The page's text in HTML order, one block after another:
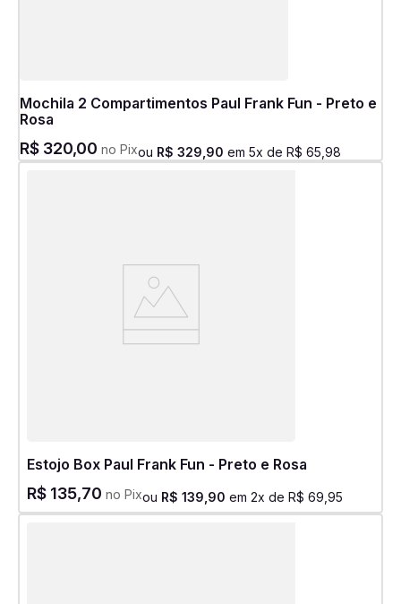
Mochila 2 Compartimentos Paul Frank Fun - Preto e
Rosa
R$ 320,00 no Pixou R$ 329 90 em 5x de R$ 65 98
Estojo Box Paul Frank Fun - Preto e Rosa
R$ 135,70 no Pixou R$ 139 90 em 2x de R$ 69 95